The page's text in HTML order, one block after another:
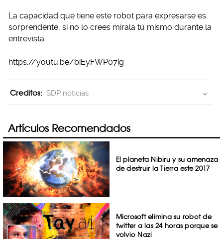
La capacidad que tiene este robot para expresarse es
sorprendente, si no lo crees mírala tú mismo durante la
entrevista.
https://youtu.be/biEyFWP07ig
Creditos: SDP noticias
Artículos Recomendados
El planeta Nibiru y su amenaza
de destruir la Tierra este 2017
Microsoft elimina su robot de
twitter a las 24 horas porque se
volvio Nazi